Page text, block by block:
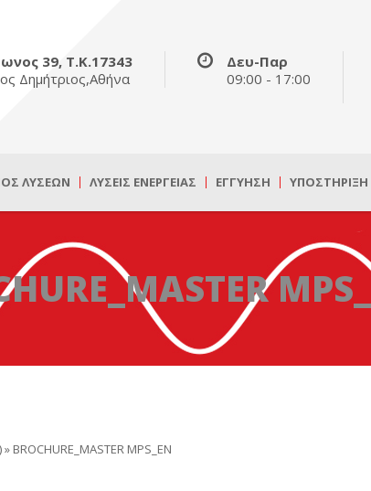
39, Τ.Κ.17343
Δημήτριος,Αθήνα
Δευ-Παρ
09:00 - 17:00
ΛΎΣΕΩΝ ΛΎΣΕΙΣ ΕΝΈΡΓΕΙΑΣ ΕΓΓΎΗΣΗ ΥΠΟΣΤΉΡΙΞΗ
» BROCHURE_MASTER MPS_EN